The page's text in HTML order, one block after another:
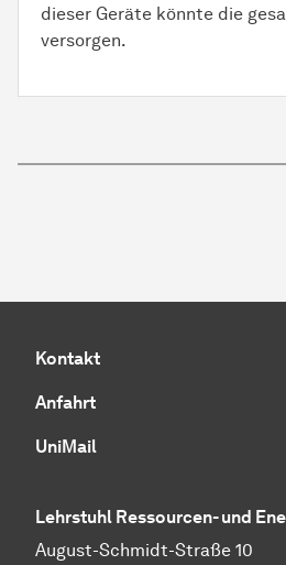
dieser Geräte könnte die
versorgen.
Kontakt
Anfahrt
UniMail
Lehrstuhl Ressourcen- und
August-Schmidt-Straße 10